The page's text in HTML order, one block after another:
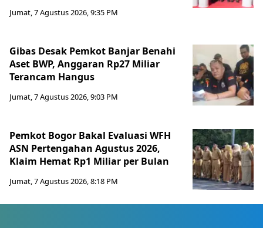
Jumat, 7 Agustus 2026, 9:35 PM
Gibas Desak Pemkot Banjar Benahi
Aset BWP, Anggaran Rp27 Miliar
Terancam Hangus
Jumat, 7 Agustus 2026, 9:03 PM
Pemkot Bogor Bakal Evaluasi WFH
ASN Pertengahan Agustus 2026,
Klaim Hemat Rp1 Miliar per Bulan
Jumat, 7 Agustus 2026, 8:18 PM